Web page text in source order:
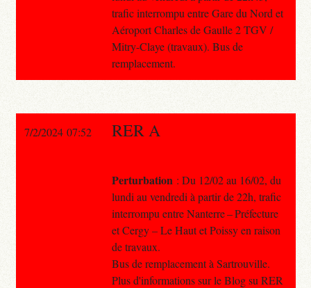
trafic interrompu entre Gare du Nord et
Aéroport Charles de Gaulle 2 TGV /
Mitry-Claye (travaux). Bus de
remplacement.
7/2/2024 07:52 RER A
Perturbation : Du 12/02 au 16/02, du
lundi au vendredi à partir de 22h, trafic
interrompu entre Nanterre – Préfecture
et Cergy – Le Haut et Poissy en raison
de travaux.
Bus de remplacement à Sartrouville.
Plus d'informations sur le Blog su RER